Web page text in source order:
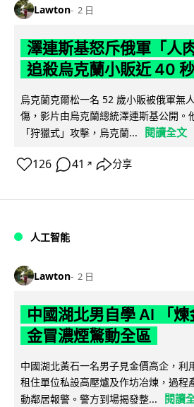
Lawton 2 日
澤連斯基怒斥俄軍「人
追殺烏克蘭小販近 40
烏克蘭克爾松一名 52 歲小販被俄軍無
傷，影片由烏克蘭總統澤連斯基公開。
「狩獵式」攻擊，烏克蘭...
閱讀全文
126 41 ↗ 分享
人工智能
Lawton 2 日
中國湖北男自學 AI 「
金冒濃煙驚動全區
中國湖北黃石一名男子見金價高企，利
租住單位私設高壓爐及作坊冶煉，過程
動鄰居報警。警方到場揭發整...
閱讀